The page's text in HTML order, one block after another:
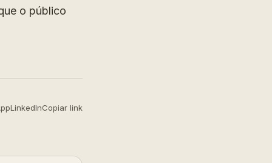
o público
LinkedInCopiar link